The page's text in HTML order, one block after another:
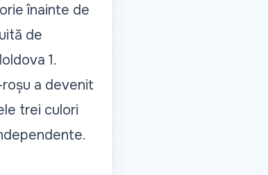
înainte de
de
1.
a devenit
trei culori